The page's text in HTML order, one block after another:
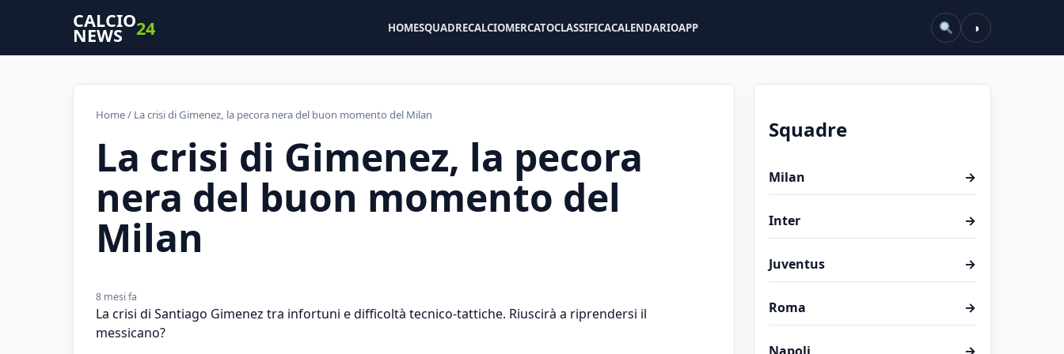
CALCIO
NEWS 24 HOMESQUADRECALCIOMERCATOCLASSIFICACALENDARIOAPP ◑
Home/ La crisi di Gimenez, la pecora nera del buon momento del Milan
La crisi di Gimenez, la pecora
nera del buon momento del
Milan
8 mesi fa
La crisi di Santiago Gimenez tra infortuni e difficoltà tecnico-tattiche. Riuscirà a riprendersi il
messicano?
Squadre
Milan →
Inter →
Juventus →
Roma →